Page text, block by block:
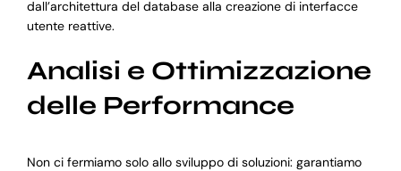
dall’architettura del database alla creazione di interfacce
utente reattive.
Analisi e Ottimizzazione
delle Performance
Non ci fermiamo solo allo sviluppo di soluzioni: garantiamo